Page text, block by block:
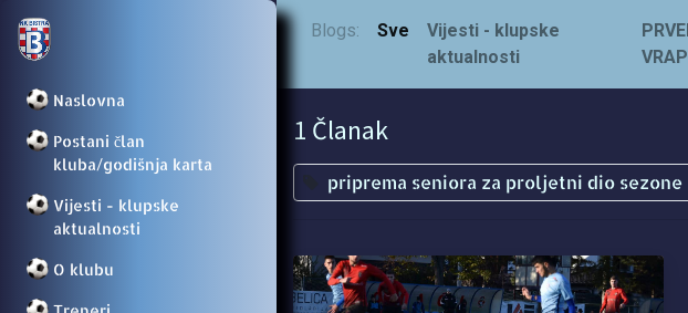
Naslovna
Postani član
kluba/godišnja karta
Vijesti - klupske
aktualnosti
O klubu
Blogs: Sve
Vijesti - klupske
aktualnosti
1 Članak
priprema seniora za proljetni dio sezone